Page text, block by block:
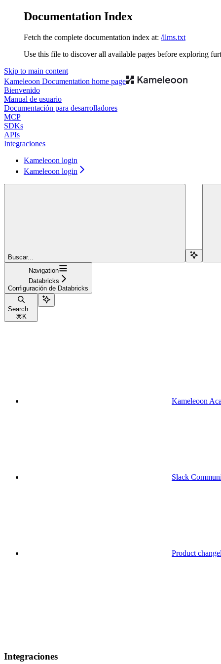
Documentation Index
Fetch the complete documentation index at: /llms.txt
Use this file to discover all available pages before exploring
Skip to main content
Kameleoon Documentation home page
Bienvenido
Manual de usuario
Documentación para desarrolladores
MCP
SDKs
APIs
Integraciones
Kameleoon login
Kameleoon login
Buscar...
Navigation
Databricks
Configuración de Databricks
Search...
⌘ K
Kameleoon
Slack
Product
Integraciones